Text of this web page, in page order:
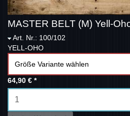
MASTER BELT (M) Yell-
Art. Nr.: 100/102
YELL-OHO
Größe Variante wählen
64,90 € *